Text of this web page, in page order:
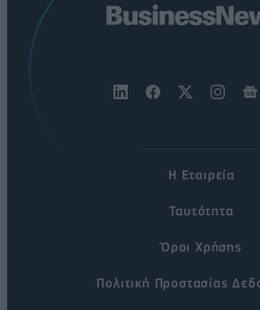
Η Εταιρεία
Ταυτότητα
Όροι Χρήσης
Πολιτική Προστασίας